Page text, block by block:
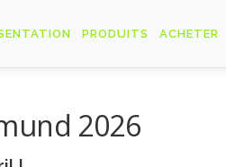
PRODUITS ACHETER
2026